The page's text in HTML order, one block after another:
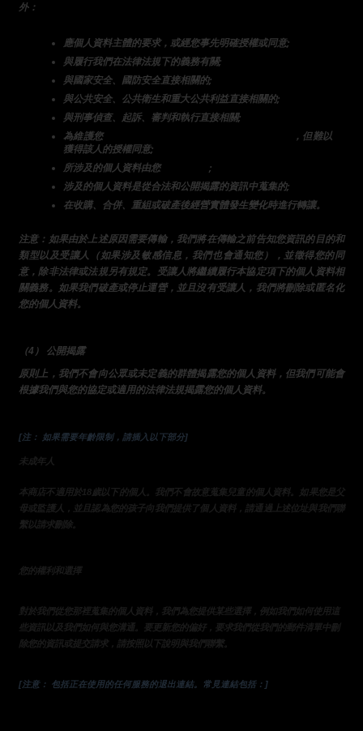
外：
應個人資料主體的要求，或經您事先明確授權或同意;
與履行我們在法律法規下的義務有關;
與國家安全、國防安全直接相關的;
與公共安全、公共衛生和重大公共利益直接相關的;
與刑事偵查、起訴、審判和執行直接相關;
為維護您或任何其他人的生命、財產等重大合法權益
，但難以
獲得該人的授權同意;
所涉及的個人資料由您向公眾揭露 ;
涉及的個人資料是從合法和公開揭露的資訊中蒐集的;
在收購、合併、重組或破產後經營實體發生變化時進行轉讓。
注意：如果由於上述原因需要傳輸，我們將在傳輸之前告知您資訊的目的和
類型以及受讓人（如果涉及敏感信息，我們也會通知您），並徵得您的同
意，除非法律或法規另有規定。受讓人將繼續履行本協定項下的個人資料相
關義務。如果我們破產或停止運營，並且沒有受讓人，我們將刪除或匿名化
您的個人資料。
（4） 公開揭露
原則上，我們不會向公眾或未定義的群體揭露您的個人資料，但我們可能會
根據我們與您的協定或適用的法律法規揭露您的個人資料。
[注： 如果需要年齡限制，請插入以下部分]
未成年人
本商店不適用於18歲以下的個人。我們不會故意蒐集兒童的個人資料。如果您是父
母或監護人，並且認為您的孩子向我們提供了個人資料，請通過上述位址與我們聯
繫以請求刪除。
您的權利和選擇
對於我們從您那裡蒐集的個人資料，我們為您提供某些選擇，例如我們如何使用這
些資訊以及我們如何與您溝通。要更新您的偏好，要求我們從我們的郵件清單中刪
除您的資訊或提交請求，請按照以下說明與我們聯繫。
[注意： 包括正在使用的任何服務的退出連結。常見連結包括：]